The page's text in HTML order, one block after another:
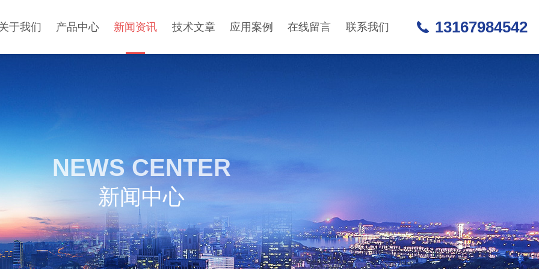
于我们 产品中心 新闻资讯 技术文章 应用案例 在线留言 联系我们 13167984542
NEWS CENTER
新闻中心